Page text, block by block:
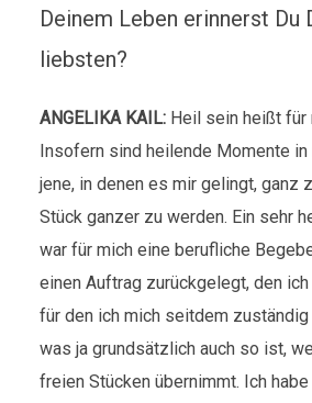
Deinem Leben erinnerst Du
liebsten?
ANGELIKA KAIL: Heil sein heißt für
Insofern sind heilende Momente
jene, in denen es mir gelingt, ganz
Stück ganzer zu werden. Ein sehr
war für mich eine berufliche
einen Auftrag zurückgelegt, den
für den ich mich seitdem
was ja grundsätzlich auch so ist,
freien Stücken übernimmt. Ich